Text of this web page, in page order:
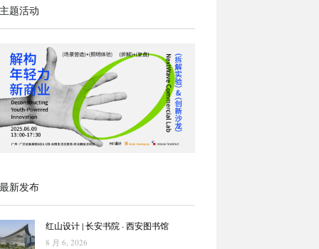
题活动
新发布
红山设计 | 长安书院 · 西安图书馆
8 月 6, 2026